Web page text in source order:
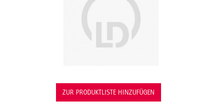
ZUR PRODUKTLISTE HINZUFÜGEN